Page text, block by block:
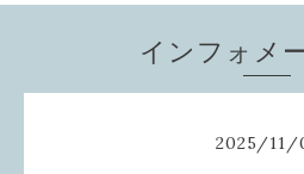
インフォメ
2025/11/